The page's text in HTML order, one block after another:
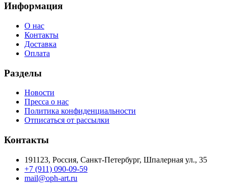
Информация
О нас
Контакты
Доставка
Оплата
Разделы
Новости
Пресса о нас
Политика конфиденциальности
Отписаться от рассылки
Контакты
191123, Россия, Санкт-Петербург, Шпалерная ул., 35
+7 (911) 090-09-59
mail@oph-art.ru